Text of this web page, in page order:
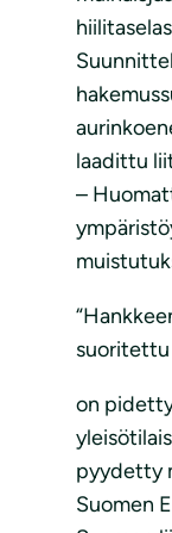
laadittu
–
suoritettu
on
pyydetty
Suomen